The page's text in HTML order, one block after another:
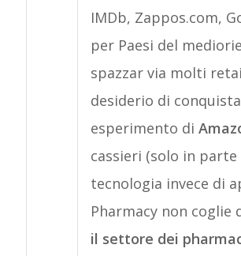
IMDb, Zappos.com,
per Paesi del
spazzar via molti
desiderio di
esperimento di
cassieri (solo in
tecnologia invece di
Pharmacy non
il settore dei